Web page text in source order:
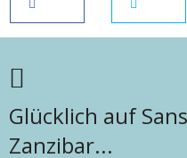
Glücklich auf
Zanzibar...